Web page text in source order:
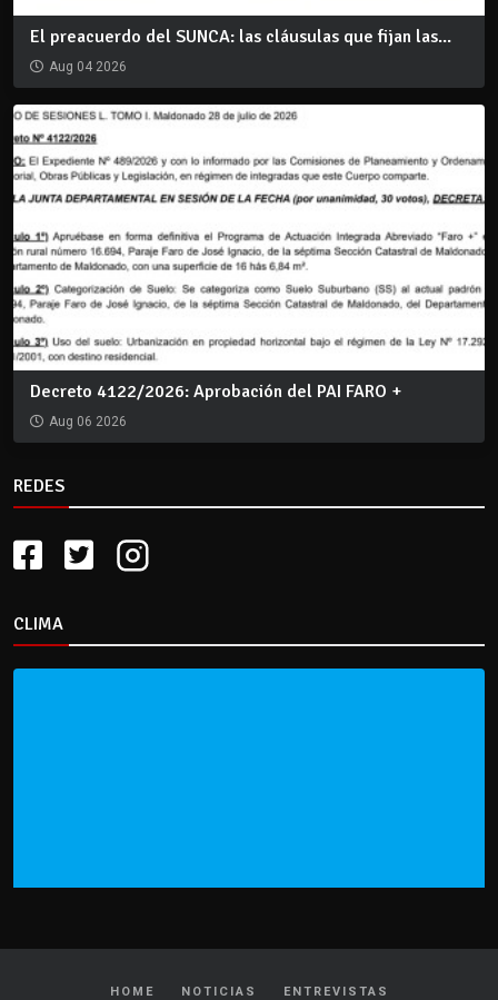
El preacuerdo del SUNCA: las cláusulas que fijan las...
Aug 04 2026
Decreto 4122/2026: Aprobación del PAI FARO +
Aug 06 2026
REDES
CLIMA
HOME NOTICIAS
ENTREVISTAS